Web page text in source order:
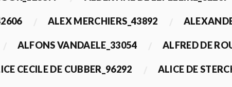
ALEX MERCHIERS_43892
ALFONS VANDAELE_33054 ALFRED DE
CECILE DE CUBBER_96292 ALICE DE